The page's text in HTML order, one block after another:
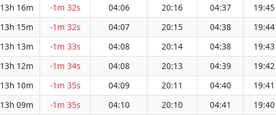
13h 16m -1m 32s 04:06 20:16 04:37 19:45
13h 15m -1m 32s 04:07 20:15 04:38 19:44
13h 13m -1m 33s 04:08 20:14 04:38 19:43
13h 12m -1m 34s 04:08 20:13 04:39 19:42
13h 10m -1m 35s 04:09 20:11 04:40 19:41
13h 09m -1m 35s 04:10 20:10 04:41 19:40